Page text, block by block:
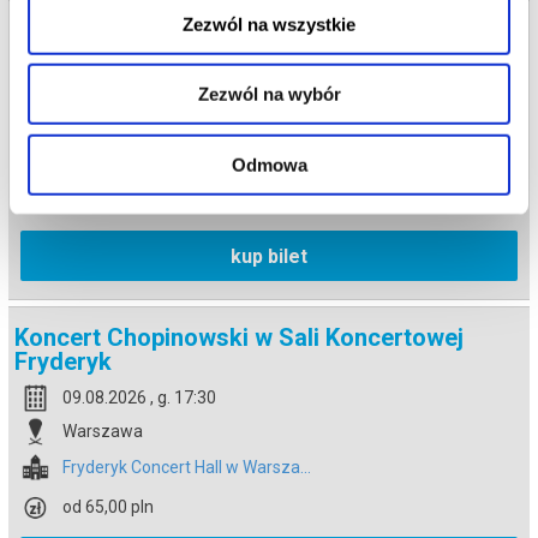
Zezwól na wszystkie
Zezwól na wybór
Odmowa
Koncert Chopinowski w Sali Koncertowej
Fryderyk
09.08.2026 , g. 16:00
Warszawa
Fryderyk Concert Hall w Warsza...
od 65,00 pln
kup bilet
Koncert Chopinowski w Sali Koncertowej
Fryderyk
09.08.2026 , g. 17:30
Warszawa
Fryderyk Concert Hall w Warsza...
od 65,00 pln